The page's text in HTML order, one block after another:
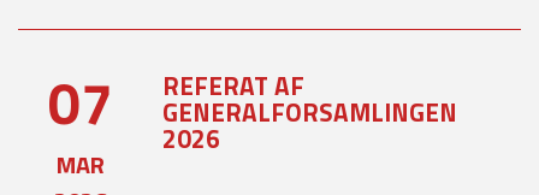
07
MAR
REFERAT AF
GENERALFORSAMLINGEN
2026